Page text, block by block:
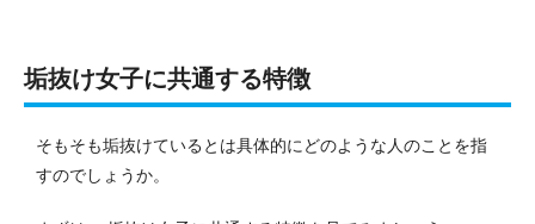
垢抜け女子に共通する特徴
そもそも垢抜けているとは具体的にどのような人のことを指
すのでしょうか。